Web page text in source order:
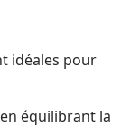
idéales pour
équilibrant la